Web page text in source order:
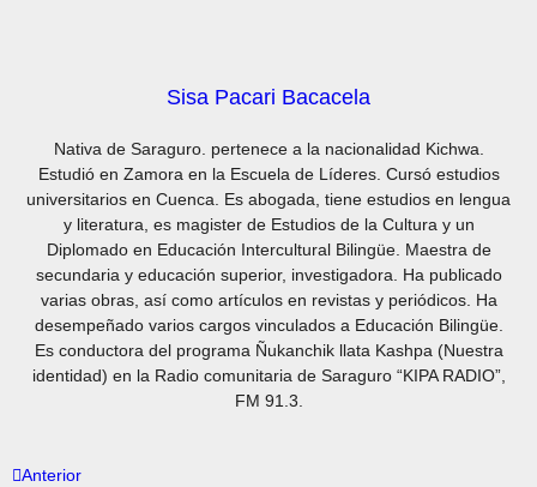
Sisa Pacari Bacacela
Nativa de Saraguro. pertenece a la nacionalidad Kichwa.
Estudió en Zamora en la Escuela de Líderes. Cursó estudios
universitarios en Cuenca. Es abogada, tiene estudios en lengua
y literatura, es magister de Estudios de la Cultura y un
Diplomado en Educación Intercultural Bilingüe. Maestra de
secundaria y educación superior, investigadora. Ha publicado
varias obras, así como artículos en revistas y periódicos. Ha
desempeñado varios cargos vinculados a Educación Bilingüe.
Es conductora del programa Ñukanchik llata Kashpa (Nuestra
identidad) en la Radio comunitaria de Saraguro “KIPA RADIO”,
FM 91.3.
Anterior